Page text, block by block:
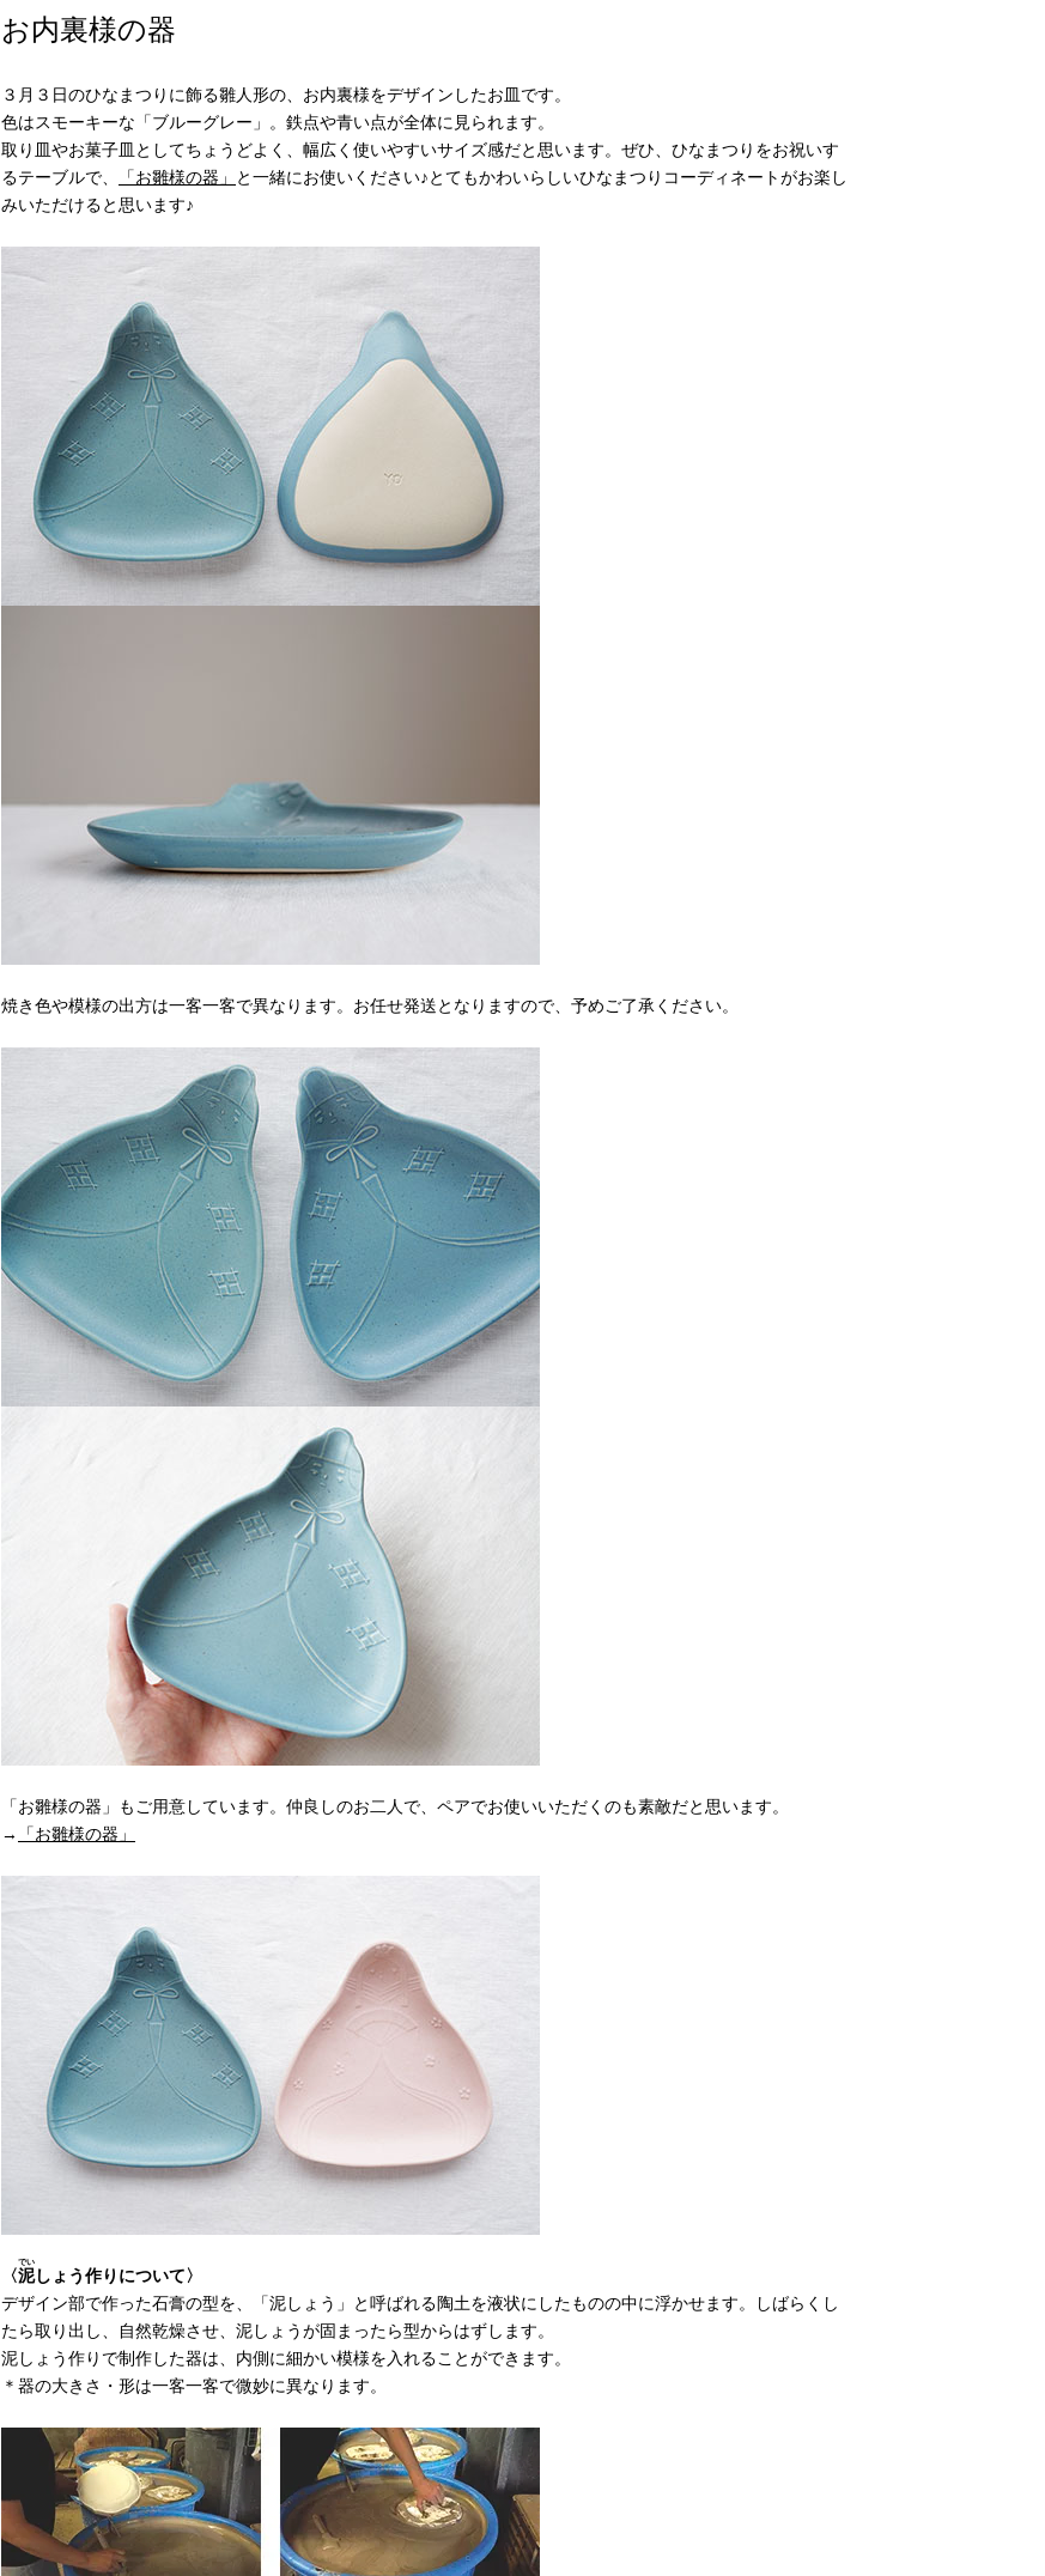
お内裏様の器
３月３日のひなまつりに飾る雛人形の、お内裏様をデザインしたお皿です。
色はスモーキーな「ブルーグレー」。鉄点や青い点が全体に見られます。
取り皿やお菓子皿としてちょうどよく、幅広く使いやすいサイズ感だと思います。ぜひ、ひなまつりをお祝いす
るテーブルで、
「お雛様の器」
と一緒にお使いください♪とてもかわいらしいひなまつりコーディネートがお楽し
みいただけると思います♪
焼き色や模様の出方は一客一客で異なります。お任せ発送となりますので、予めご了承ください。
「お雛様の器」もご用意しています。仲良しのお二人で、ペアでお使いいただくのも素敵だと思います。
→
「お雛様の器」
〈泥
でい
しょう作りについて〉
デザイン部で作った石膏の型を、「泥しょう」と呼ばれる陶土を液状にしたものの中に浮かせます。しばらくし
たら取り出し、自然乾燥させ、泥しょうが固まったら型からはずします。
泥しょう作りで制作した器は、内側に細かい模様を入れることができます。
＊器の大きさ・形は一客一客で微妙に異なります。